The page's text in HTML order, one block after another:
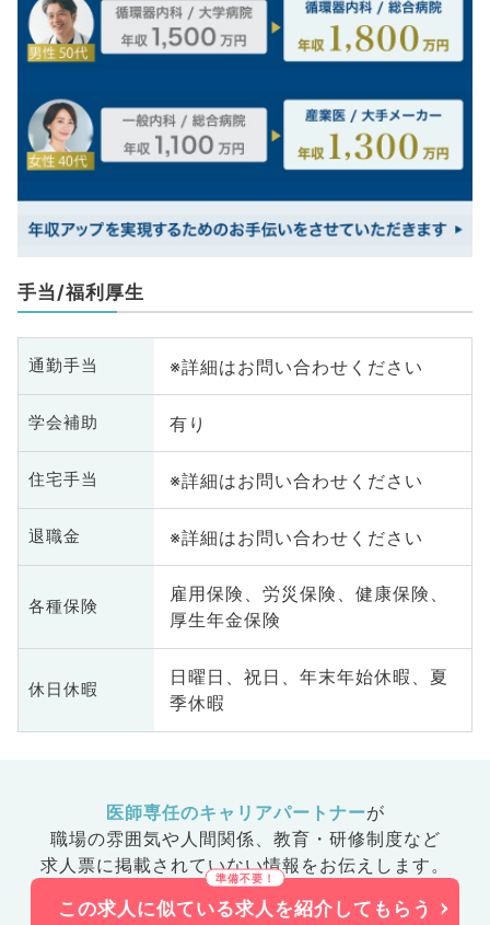
手当/福利厚生
通勤手当 ※詳細はお問い合わせください
学会補助 有り
住宅手当 ※詳細はお問い合わせください
退職金 ※詳細はお問い合わせください
各種保険
雇用保険、労災保険、健康保険、
厚生年金保険
休日休暇
日曜日、祝日、年末年始休暇、夏
季休暇
医師専任のキャリアパートナーが
職場の雰囲気や人間関係、 教育・研修制度など
求人票に掲載されていない情報をお伝えします。
この求人に似ている求人を紹介してもらう